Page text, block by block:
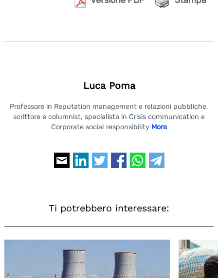
Luca Poma
Professore in Reputation management e relazioni pubbliche,
scrittore e columnist, specialista in Crisis communication e
Corporate social responsibility More
Ti potrebbero interessare: